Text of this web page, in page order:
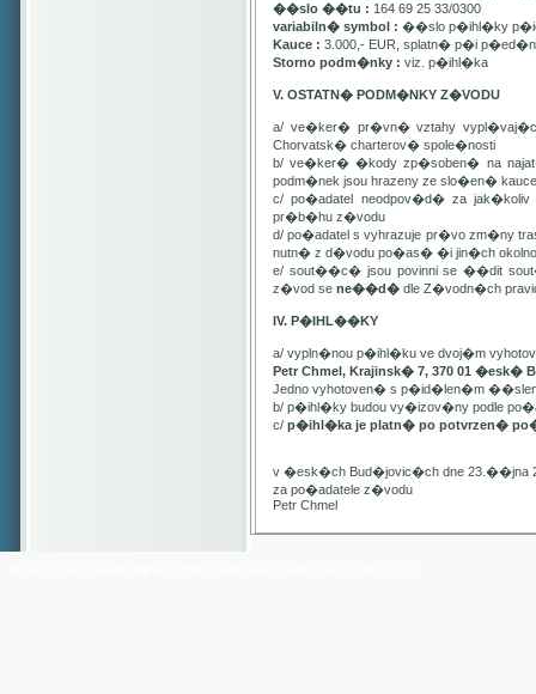
��slo ��tu : 164 69 25 33/0300
variabiln� symbol : ��slo p�ihl�ky
Kauce : 3.000,- EUR, splatn� p�i
Storno podm�nky : viz. p�ihl�ka
V. OSTATN� PODM�NKY Z�VODU
a/ ve�ker� pr�vn� vztahy
Chorvatsk� charterov� spole�nosti
b/ ve�ker� �kody zp�soben� na
podm�nek jsou hrazeny ze slo�en� kauce
c/ po�adatel neodpov�d� za
pr�b�hu z�vodu
d/ po�adatel s vyhrazuje pr�vo zm�ny
nutn� z d�vodu po�as� �i jin�ch
e/ sout��c� jsou povinni se ��dit
z�vod se ne��d� dle Z�vodn�ch
IV. P�IHL��KY
a/ vypln�nou p�ihl�ku ve dvoj�m
Petr Chmel, Krajinsk� 7, 370 01 �esk�
Jedno vyhotoven� s p�id�len�m
b/ p�ihl�ky budou vy�izov�ny podle
c/ p�ihl�ka je platn� po potvrzen�
v �esk�ch Bud�jovic�ch dne 23.��jna
za po�adatele z�vodu
Petr Chmel